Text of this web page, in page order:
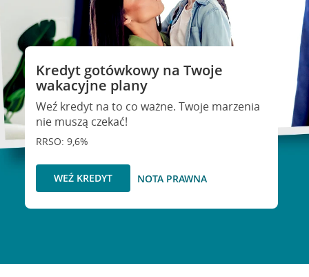
Kredyt gotówkowy na Twoje
wakacyjne plany
Weź kredyt na to co ważne. Twoje marzenia
nie muszą czekać!
RRSO: 9,6%
WEŹ KREDYT NOTA PRAWNA